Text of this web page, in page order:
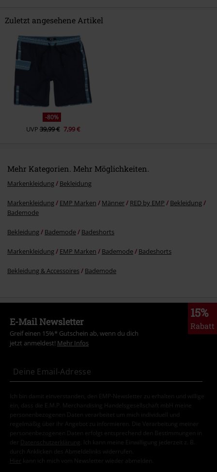
Kommentar jetzt abschicken!
Zuletzt angesehene Artikel
-80%
UVP39,99 € 7,99 €
Mehr Kategorien. Mehr Möglichkeiten.
Markenkleidung Bekleidung
Markenkleidung EMP Marken Männer RED by EMP
Bekleidung
Bademode
Bekleidung Bademode Badeshorts
Markenkleidung EMP Marken Bademode Badeshorts
Bekleidung & Accessoires Bademode
15%
Rabatt
E-Mail Newsletter
Greif einen 15%* Gutschein ab, wenn du dich
jetzt anmeldest! Mehr Infos
Ich bin damit einverstanden, den EMP-Newsletter zu erhalten und willige
ein, dass die E.M.P. Merchandising Handelsgesellschaft mbH meine
personenbezogenen Daten verarbeitet um mich individuell und
regelmäßig über ihr Angebot zu informieren. Die Verarbeitung meiner
personenbezogenen Daten erfolgt entsprechend den Bestimmungen in
der
Datenschutzerklärung
. Ich kann meine Einwilligung jederzeit z. B.
durch Anklicken des Abmeldelinks widerrufen.
Hier kann ich mich vom Newsletter wieder abmelden.